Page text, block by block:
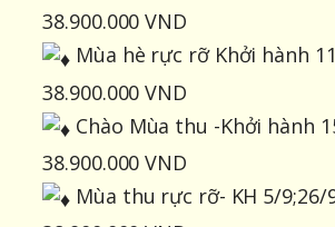
38.900.000 VND
Mùa hè rực rỡ Khởi hành
38.900.000 VND
Chào Mùa thu -Khởi hành
38.900.000 VND
Mùa thu rực rỡ- KH 5/9;26/